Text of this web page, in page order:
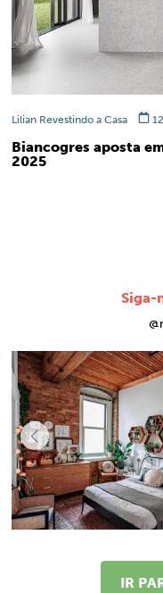
Lilian Revestindo a Casa
Biancogres aposta
2025
Siga-
IR